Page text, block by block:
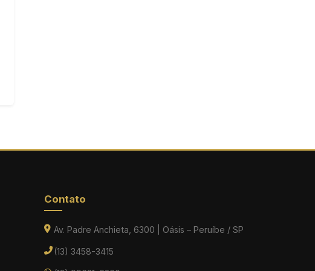
Contato
Av. Padre Anchieta, 6300 | Oásis – Peruíbe / SP
(13) 3458-3415